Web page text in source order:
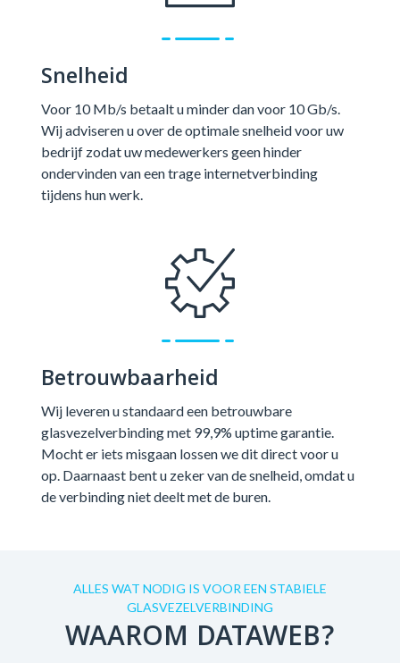
Snelheid
Voor 10 Mb/s betaalt u minder dan voor 10 Gb/s.
Wij adviseren u over de optimale snelheid voor uw
bedrijf zodat uw medewerkers geen hinder
ondervinden van een trage internetverbinding
tijdens hun werk.
Betrouwbaarheid
Wij leveren u standaard een betrouwbare
glasvezelverbinding met 99,9% uptime garantie.
Mocht er iets misgaan lossen we dit direct voor u
op. Daarnaast bent u zeker van de snelheid, omdat u
de verbinding niet deelt met de buren.
ALLES WAT NODIG IS VOOR EEN STABIELE
GLASVEZELVERBINDING
WAAROM DATAWEB?